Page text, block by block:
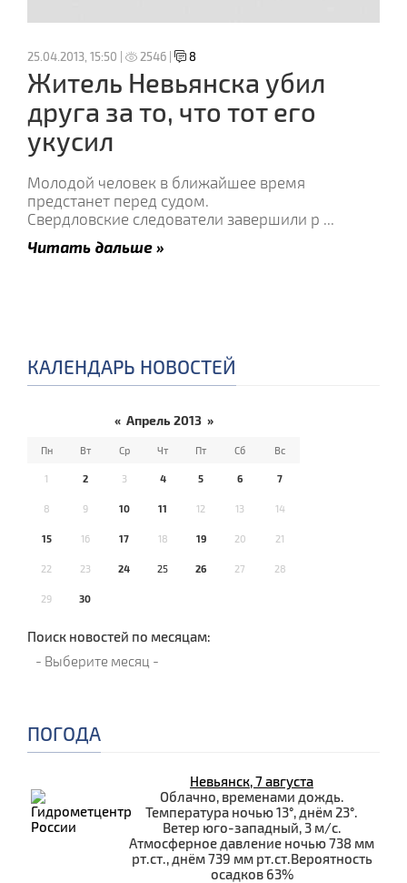
25.04.2013, 15:50 | 2546 | 8
Житель Невьянска убил
друга за то, что тот его
укусил
Молодой человек в ближайшее время
предстанет перед судом.
Свердловские следователи завершили р ...
Читать дальше »
КАЛЕНДАРЬ НОВОСТЕЙ
« Апрель 2013 »
Пн Вт Ср Чт Пт Сб Вс
1 2 3 4 5 6 7
8 9 10 11 12 13 14
15 16 17 18 19 20 21
22 23 24 25 26 27 28
29 30
Поиск новостей по месяцам:
ПОГОДА
Невьянск, 7 августа
Облачно, временами дождь.
Температура ночью 13°, днём 23°.
Ветер юго-западный, 3 м/с.
Атмосферное давление ночью 738 мм
рт.ст., днём 739 мм рт.ст.Вероятность
осадков 63%